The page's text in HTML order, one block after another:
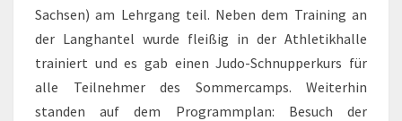
Sachsen) am Lehrgang teil. Neben dem Training an
der Langhantel wurde fleißig in der Athletikhalle
trainiert und es gab einen Judo-Schnupperkurs für
alle Teilnehmer des Sommercamps. Weiterhin
standen auf dem Programmplan: Besuch der